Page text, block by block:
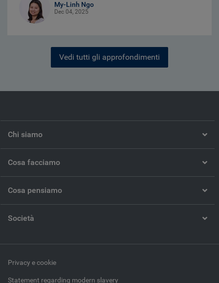
My-Linh Ngo
Dec 04, 2025
Vedi tutti gli approfondimenti
Chi siamo
Cosa facciamo
Cosa pensiamo
Società
Privacy e cookie
Statement regarding modern slavery